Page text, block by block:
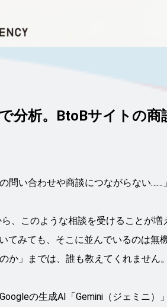
分析。BtoBサイトの商
問い合わせや商談につながらない……
、このような相談を受けることが増
てみても、そこに並んでいるのは無
か」までは、誰も教えてくれません
の生成AI「Gemini（ジェミニ）